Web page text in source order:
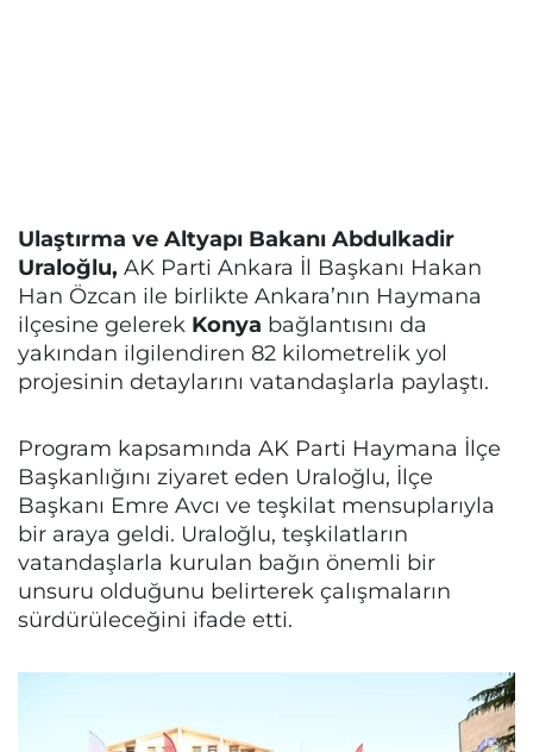
Ulaştırma ve Altyapı Bakanı Abdulkadir
Uraloğlu, AK Parti Ankara İl Başkanı Hakan
Han Özcan ile birlikte Ankara’nın Haymana
ilçesine gelerek Konya bağlantısını da
yakından ilgilendiren 82 kilometrelik yol
projesinin detaylarını vatandaşlarla paylaştı.
Program kapsamında AK Parti Haymana İlçe
Başkanlığını ziyaret eden Uraloğlu, İlçe
Başkanı Emre Avcı ve teşkilat mensuplarıyla
bir araya geldi. Uraloğlu, teşkilatların
vatandaşlarla kurulan bağın önemli bir
unsuru olduğunu belirterek çalışmaların
sürdürüleceğini ifade etti.